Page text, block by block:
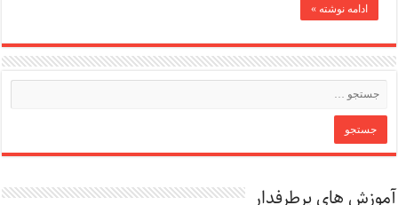
ادامه نوشته »
آموزش های پرطرفدار